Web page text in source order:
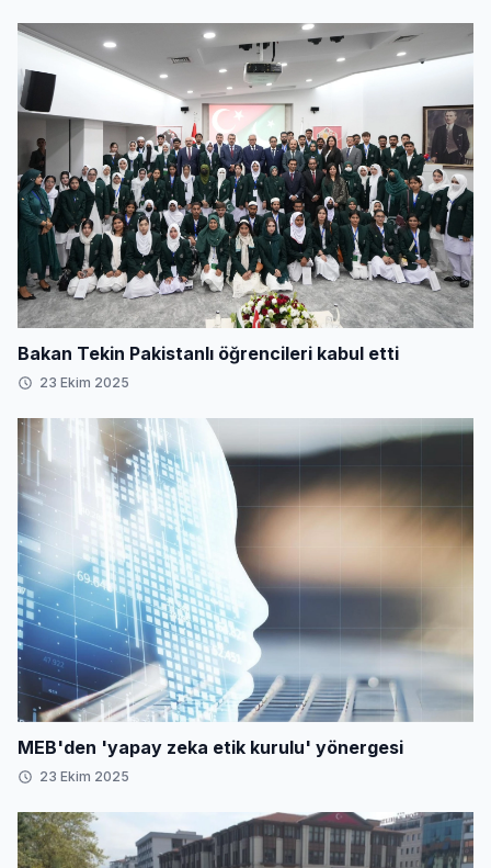
Bakan Tekin Pakistanlı öğrencileri kabul etti
23 Ekim 2025
MEB'den 'yapay zeka etik kurulu' yönergesi
23 Ekim 2025